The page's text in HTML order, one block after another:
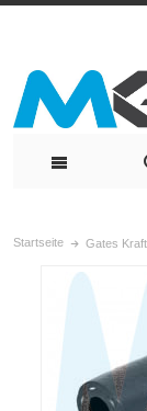
Startseite Gates